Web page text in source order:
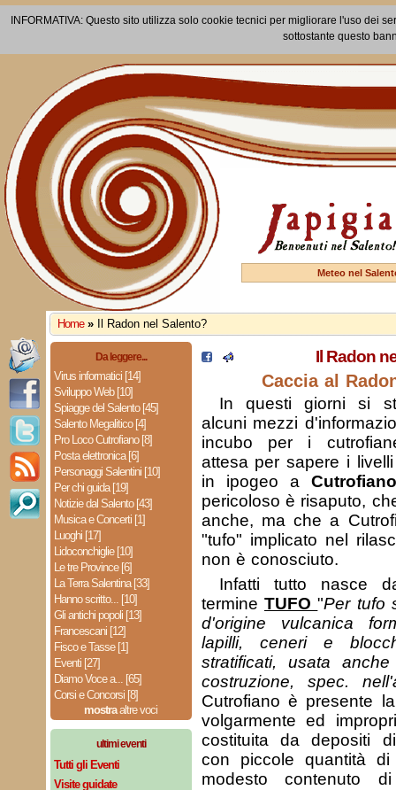
INFORMATIVA: Questo sito utilizza solo cookie tecnici per migliorare l'uso dei
sottostante questo
Meteo nel
Home » Il Radon nel Salento?
Da leggere...
Virus informatici [14]
Sviluppo Web [10]
Spiagge del Salento [45]
Salento Megalitico [4]
Pro Loco Cutrofiano [8]
Posta elettronica [6]
Personaggi Salentini [10]
Per chi guida [19]
Notizie dal Salento [43]
Musica e Concerti [1]
Luoghi [17]
Lidoconchiglie [10]
Le tre Province [6]
La Terra Salentina [33]
Hanno scritto... [10]
Gli antichi popoli [13]
Francescani [12]
Fisco e Tasse [1]
Eventi [27]
Diamo Voce a... [65]
Corsi e Concorsi [8]
mostraaltre voci
ultimi eventi
Tutti gli Eventi
Visite guidate
Il Radon
Caccia al
In questi giorni si
alcuni mezzi
incubo per i
attesa per sapere i
in ipogeo a Cutrofiano
pericoloso è risaputo,
anche, ma che a
"tufo" implicato nel
non è conosciuto.
Infatti tutto nasce
termine TUFO"Per tufo
d'origine vulcanica
lapilli, ceneri e
stratificati, usata
costruzione, spec.
Cutrofiano è presente
volgarmente ed
costituita da depositi
con piccole quantità
modesto contenuto